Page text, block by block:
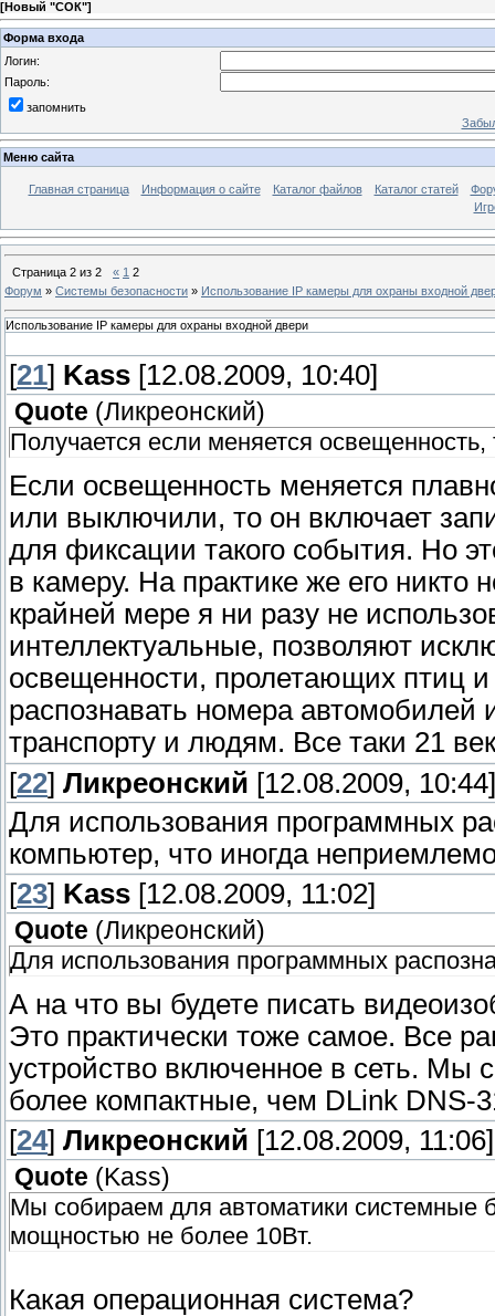
[Новый "СОК"]
Форма входа
Логин:
Пароль:
запомнить
Меню сайта
Главная страница Информация о сайте Каталог файлов Каталог статей
Страница 2 из 2 « 1 2
Форум » Системы безопасности » Использование IP камеры для охраны входной
Использование IP камеры для охраны входной двери
[21] Kass [12.08.2009, 10:40]
Quote (Ликреонский)
Получается если меняется освещенность,
Если освещенность меняется
или выключили, то он включает
для фиксации такого события. Но
в камеру. На практике же его никто
крайней мере я ни разу не
интеллектуальные, позволяют
освещенности, пролетающих птиц
распознавать номера
транспорту и людям. Все таки 21
[22] Ликреонский [12.08.2009, 10:44]
Для использования программных
компьютер, что иногда
[23] Kass [12.08.2009, 11:02]
Quote (Ликреонский)
Для использования программных
А на что вы будете писать
Это практически тоже самое. Все
устройство включенное в сеть. Мы
более компактные, чем DLink DNS-
[24] Ликреонский [12.08.2009, 11:06]
Quote ( Kass)
Мы собираем для автоматики системные
мощностью не более 10Вт.
Какая операционная система?